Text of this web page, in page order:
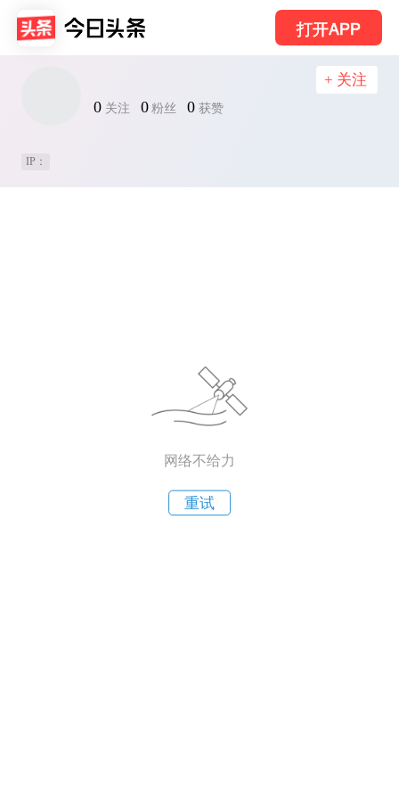
打开APP
0 关注 0 粉丝 0 获赞
+ 关注
IP：
网络不给力
重试